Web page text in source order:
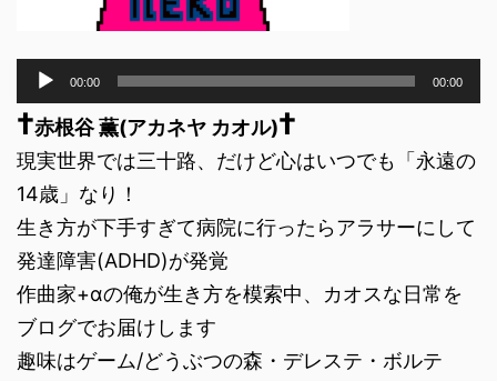
プ
ー
ヤ
ー
00:00 00:00
†赤根谷 薫(アカネヤ カオル)†
現実世界では三十路、だけど心はいつでも「永遠の
14歳」なり！
生き方が下手すぎて病院に行ったらアラサーにして
発達障害(ADHD)が発覚
作曲家+αの俺が生き方を模索中、カオスな日常を
ブログでお届けします
趣味はゲーム/どうぶつの森・デレステ・ボルテ